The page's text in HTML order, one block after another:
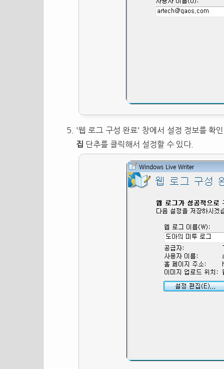
'웹 로그 구성 완료' 창에서 설정 정보를 확
집 단추를 클릭해서 설정할 수 있다.